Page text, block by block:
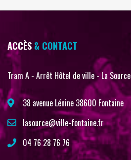
ACCÈS & CONTACT
Tram A - Arrêt Hôtel de ville - La Source
38 avenue Lénine 38600 Fontaine
lasource@ville-fontaine.fr
04 76 28 76 76